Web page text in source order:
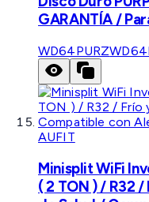
GARANTÍA /
WD64PURZ
AUFIT
Minisplit WiFi
( 2 TON ) / R32